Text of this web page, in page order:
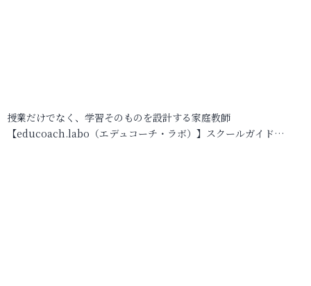
授業だけでなく、学習そのものを設計する家庭教師
【educoach.labo（エデュコーチ・ラボ）】スクールガイド…